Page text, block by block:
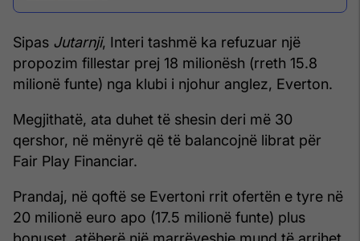
Sipas Jutarnji, Interi tashmë ka refuzuar një
propozim fillestar prej 18 milionësh (rreth 15.8
milionë funte) nga klubi i njohur anglez, Everton.
Megjithatë, ata duhet të shesin deri më 30
qershor, në mënyrë që të balancojnë librat për
Fair Play Financiar.
Prandaj, në qoftë se Evertoni rrit ofertën e tyre në
20 milionë euro apo (17.5 milionë funte) plus